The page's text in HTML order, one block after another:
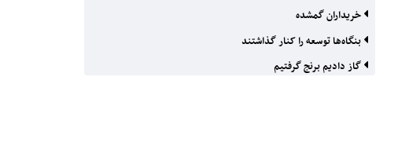
خریداران گمشده
بنگاه‌ها توسعه را کنار گذاشتند
گاز دادیم برنج گرفتیم